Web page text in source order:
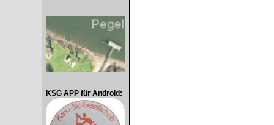
KSG APP für Android: